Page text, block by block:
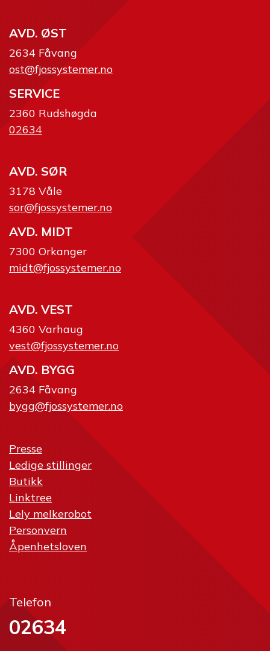
AVD. ØST
2634 Fåvang
ost@fjossystemer.no
SERVICE
2360 Rudshøgda
02634
AVD. SØR
3178 Våle
sor@fjossystemer.no
AVD. MIDT
7300 Orkanger
midt@fjossystemer.no
AVD. VEST
4360 Varhaug
vest@fjossystemer.no
AVD. BYGG
2634 Fåvang
bygg@fjossystemer.no
Presse
Ledige stillinger
Butikk
Linktree
Lely melkerobot
Personvern
Åpenhetsloven
Telefon
02634